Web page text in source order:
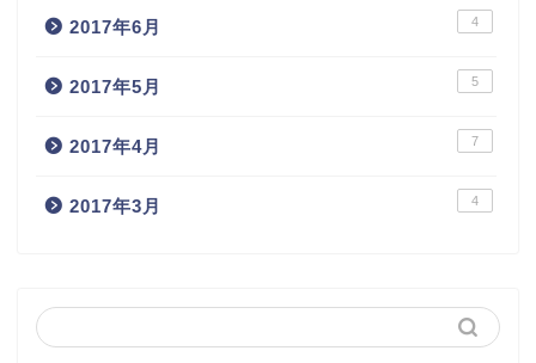
2017年6月 4
2017年5月 5
2017年4月 7
2017年3月 4